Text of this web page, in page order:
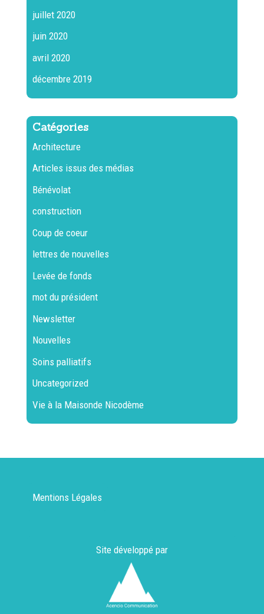
juillet 2020
juin 2020
avril 2020
décembre 2019
Catégories
Architecture
Articles issus des médias
Bénévolat
construction
Coup de coeur
lettres de nouvelles
Levée de fonds
mot du président
Newsletter
Nouvelles
Soins palliatifs
Uncategorized
Vie à la Maisonde Nicodème
Mentions Légales
Site développé par